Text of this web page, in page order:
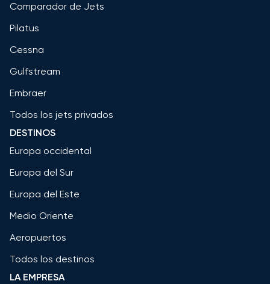
Comparador de Jets
Pilatus
Cessna
Gulfstream
Embraer
Todos los jets privados
DESTINOS
Europa occidental
Europa del Sur
Europa del Este
Medio Oriente
Aeropuertos
Todos los destinos
LA EMPRESA